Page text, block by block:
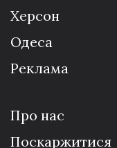
Херсон
Одеса
Реклама
Про нас
Поскаржитися